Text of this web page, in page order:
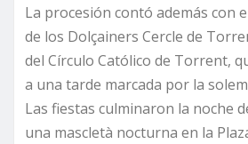
La procesión contó además con
de los Dolçainers Cercle de
del Círculo Católico de Torrent,
a una tarde marcada por la
Las fiestas culminaron la noche
una mascletà nocturna en la